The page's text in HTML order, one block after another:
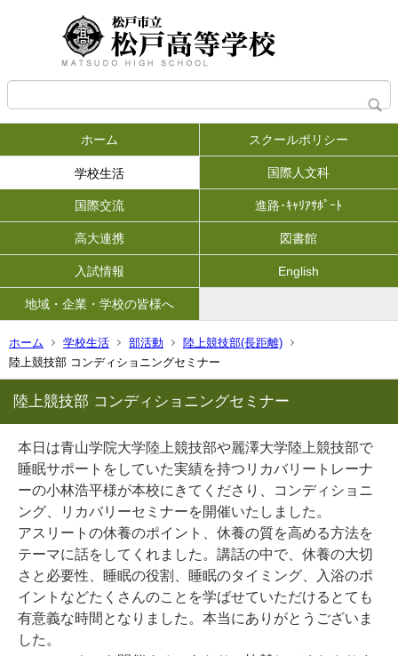
ホーム スクールポリシー
学校生活 国際人文科
国際交流 進路･ｷｬﾘｱｻﾎﾟｰﾄ
高大連携 図書館
入試情報 English
地域・企業・学校の皆様へ
ホーム 学校生活 部活動
陸上競技部(長距離)
陸上競技部 コンディショニングセミナー
陸上競技部 コンディショニングセミナー
本日は青山学院大学陸上競技部や麗澤大学陸上競技部で
睡眠サポートをしていた実績を持つリカバリートレーナ
ーの小林浩平様が本校にきてくださり、コンディショニ
ング、リカバリーセミナーを開催いたしました。
アスリートの休養のポイント、休養の質を高める方法を
テーマに話をしてくれました。講話の中で、休養の大切
さと必要性、睡眠の役割、睡眠のタイミング、入浴のポ
イントなどたくさんのことを学ばせていただけるとても
有意義な時間となりました。本当にありがとうございま
した。